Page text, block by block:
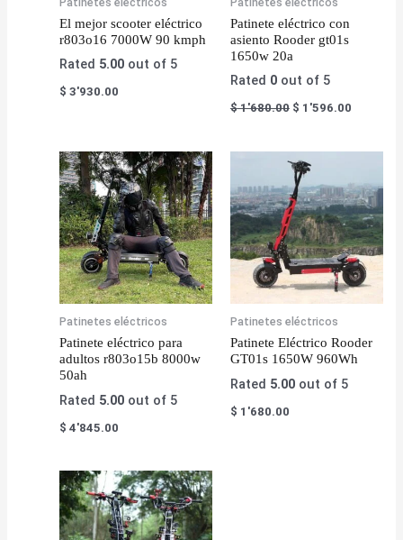
El mejor scooter eléctrico
r803o16 7000W 90 kmph
Rated 5.00 out of 5
$ 3'930.00
Patinete eléctrico con
asiento Rooder gt01s
1650w 20a
Rated 0out of 5
$1'680.00 $ 1'596.00
Patinetes eléctricos
Patinete eléctrico para
adultos r803o15b 8000w
50ah
Rated 5.00 out of 5
$ 4'845.00
Patinetes eléctricos
Patinete Eléctrico Rooder
GT01s 1650W 960Wh
Rated 5.00out of 5
$ 1'680.00